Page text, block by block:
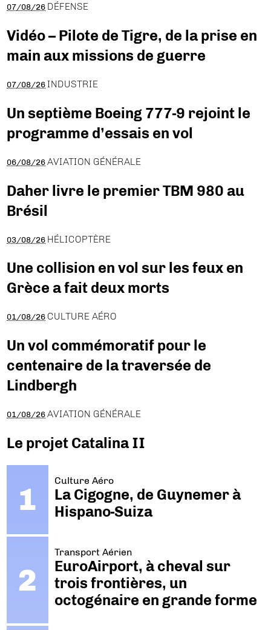
07/08/26 DÉFENSE
Vidéo – Pilote de Tigre, de la prise en
main aux missions de guerre
07/08/26 INDUSTRIE
Un septième Boeing 777-9 rejoint le
programme d’essais en vol
06/08/26 AVIATION GÉNÉRALE
Daher livre le premier TBM 980 au
Brésil
03/08/26 HÉLICOPTÈRE
Une collision en vol sur les feux en
Grèce a fait deux morts
01/08/26 CULTURE AÉRO
Un vol commémoratif pour le
centenaire de la traversée de
Lindbergh
01/08/26 AVIATION GÉNÉRALE
Le projet Catalina II
Culture Aéro
La Cigogne, de Guynemer à
Hispano-Suiza
Transport Aérien
EuroAirport, à cheval sur
trois frontières, un
octogénaire en grande forme